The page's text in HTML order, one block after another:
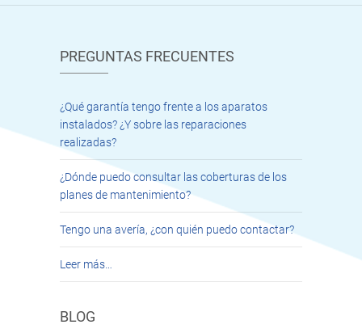
PREGUNTAS FRECUENTES
¿Qué garantía tengo frente a los aparatos
instalados? ¿Y sobre las reparaciones
realizadas?
¿Dónde puedo consultar las coberturas de los
planes de mantenimiento?
Tengo una avería, ¿con quién puedo contactar?
Leer más…
BLOG